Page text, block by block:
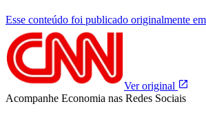
Esse conteúdo foi publicado originalmente em
Ver original
Acompanhe Economia nas Redes Sociais